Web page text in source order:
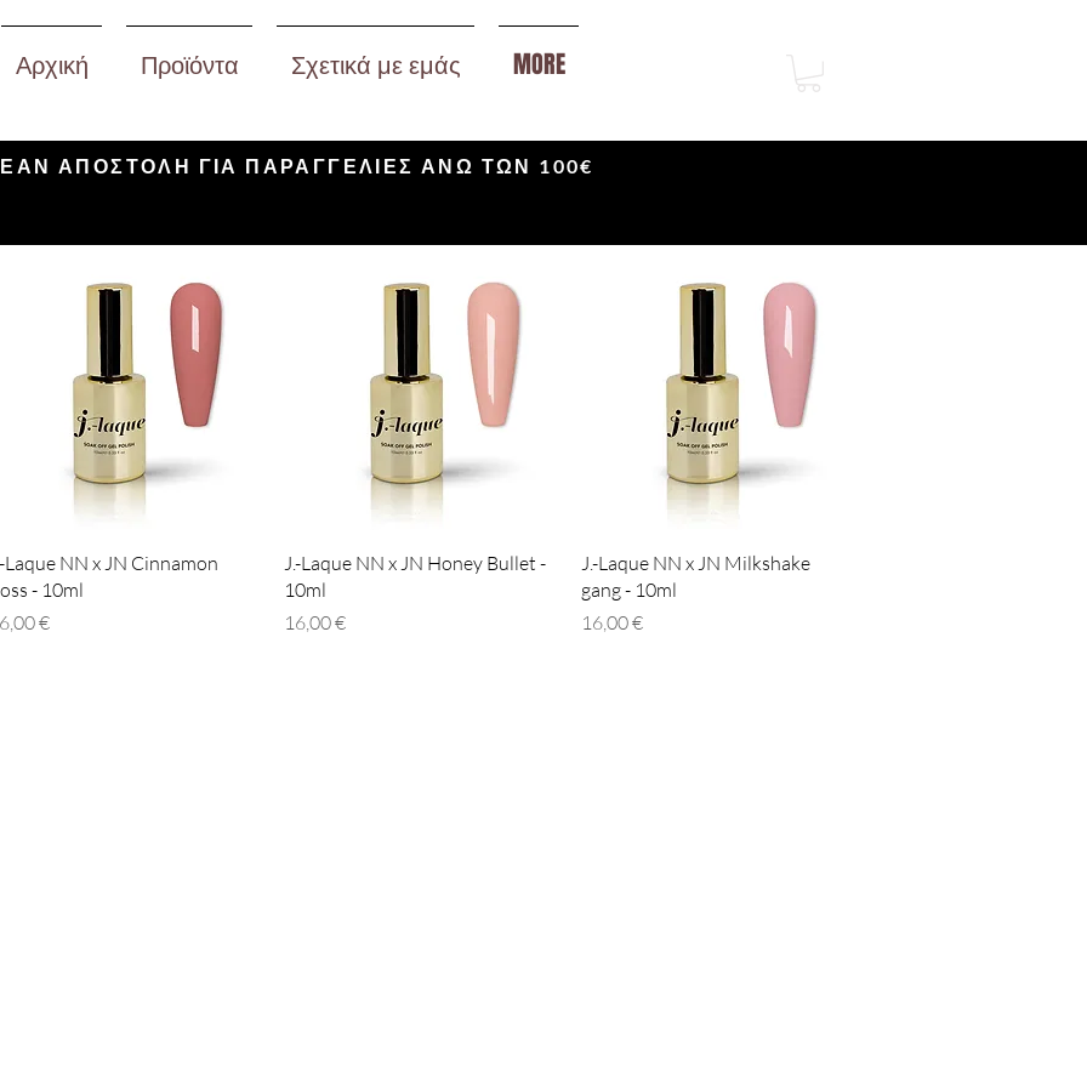
Αρχική Προϊόντα Σχετικά με εμάς MORE
ΑΠΟΣΤΟΛΗ ΓΙΑ ΠΑΡΑΓΓΕΛΙΕΣ ΑΝΩ ΤΩΝ 100€
Γρήγορη προβολή
Laque NN x JN Cinnamon
- 10ml
€
Γρήγορη προβολή
J.-Laque NN x JN Honey Bullet -
10ml
Τιμή
16,00 €
Γρήγορη προβολή
J.-Laque NN x JN Milkshake
gang - 10ml
Τιμή
16,00 €